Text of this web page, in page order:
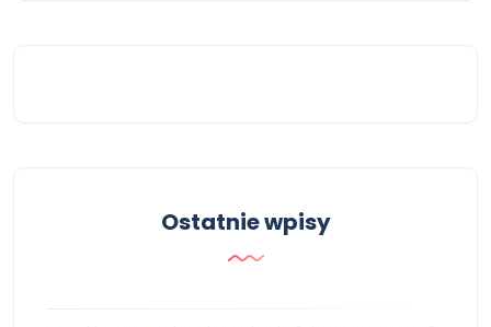
Ostatnie wpisy